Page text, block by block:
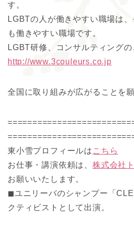
す。
LGBTの人が働きやすい職場は
も働きやすい職場です。
LGBT研修、コンサルティングの
http://www.3couleurs.co.jp
全国に取り組みが広がることを願
東小雪プロフィールは こちら
お仕事・講演依頼は、 株式会社
お願いいたします。
◼︎ユニリーバのシャンプー「
クティビストとして出演。